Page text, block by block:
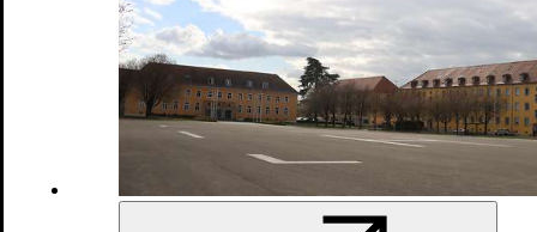
Bundeswehr/Deutsch-Französisches
Versorgungsbataillon